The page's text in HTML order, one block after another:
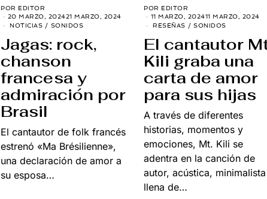
POR EDITOR
20 MARZO, 202421 MARZO, 2024
NOTICIAS / SONIDOS
Jagas: rock,
chanson
francesa y
admiración por
Brasil
El cantautor de folk francés
estrenó «Ma Brésilienne»,
una declaración de amor a
su esposa…
POR EDITOR
11 MARZO, 202411 MARZO, 2024
RESEÑAS / SONIDOS
El cantautor
Kili graba una
carta de amor
para sus hijas
A través de diferentes
historias, momentos y
emociones, Mt. Kili se
adentra en la canción de
autor, acústica,
llena de…